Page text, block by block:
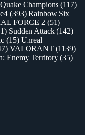
Quake Champions (117)
(393) Rainbow Six
FORCE 2 (51)
Sudden Attack (142)
(15) Unreal
VALORANT (1139)
Enemy Territory (35)